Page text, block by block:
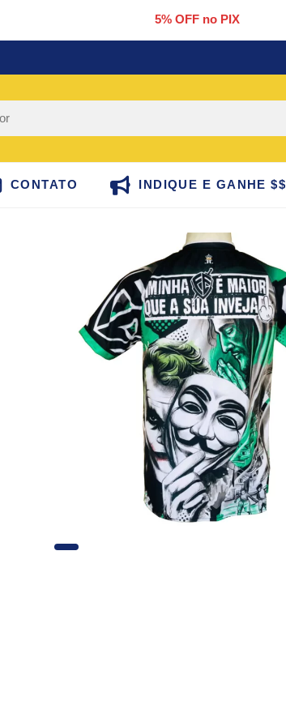
5% OFF no PIX
CONTATO INDIQUE E GANHE $$